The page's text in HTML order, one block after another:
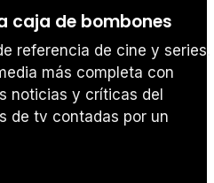
caja de bombones
referencia de cine y series.
más completa con
noticias y críticas del
de tv contadas por un